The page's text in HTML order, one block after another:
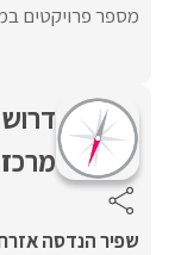
מספר פרויקטים
מרכז
שפיר הנדסה